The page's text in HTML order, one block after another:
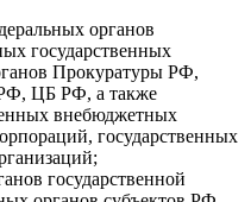
органов
государственных
Прокуратуры РФ,
ЦБ РФ, а также
внебюджетных
государственных
государственной